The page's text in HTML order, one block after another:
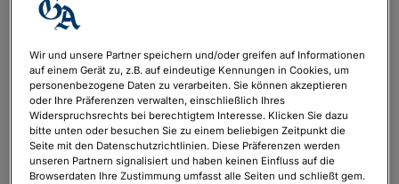
Wir und unsere Partner speichern und/oder greifen auf Informationen
auf einem Gerät zu, z.B. auf eindeutige Kennungen in Cookies, um
personenbezogene Daten zu verarbeiten. Sie können akzeptieren
oder Ihre Präferenzen verwalten, einschließlich Ihres
Widerspruchsrechts bei berechtigtem Interesse. Klicken Sie dazu
bitte unten oder besuchen Sie zu einem beliebigen Zeitpunkt die
Seite mit den Datenschutzrichtlinien. Diese Präferenzen werden
unseren Partnern signalisiert und haben keinen Einfluss auf die
Browserdaten Ihre Zustimmung umfasst alle Seiten und schließt gem.